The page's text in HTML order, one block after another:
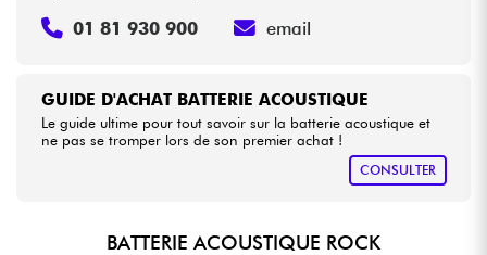
GUIDE D'ACHAT BATTERIE ACOUSTIQUE
Le guide ultime pour tout savoir sur la batterie acoustique et
ne pas se tromper lors de son premier achat !
CONSULTER
01 81 930 900 email
BATTERIE ACOUSTIQUE ROCK